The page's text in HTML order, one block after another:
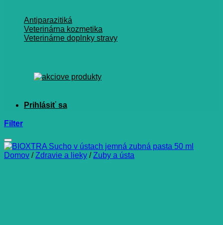
Antiparazitiká
Veterinárna kozmetika
Veterinárne doplnky stravy
Filter
Domov / Zdravie a lieky / Zuby a ústa